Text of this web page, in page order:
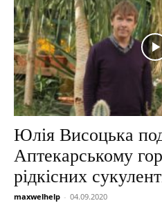
Юлія Висоцька
Аптекарському
рідкісних
maxwelhelp - 04.09.2020